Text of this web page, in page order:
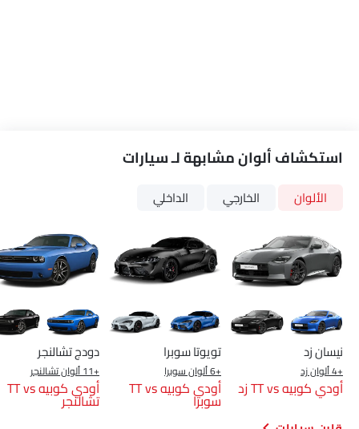
استكشاف ألوان مشابهة لـ سيارات
الألوان الخارجي الداخلي
نيسان زد
+4 ألوان زد
أودي كوبيه TT vs زد
تويوتا سوبرا
+6 ألوان سوبرا
أودي كوبيه TT vs
سوبرا
دودج تشالنجر
+11 ألوان تشالنجر
أودي كوبيه TT vs
تشالنجر